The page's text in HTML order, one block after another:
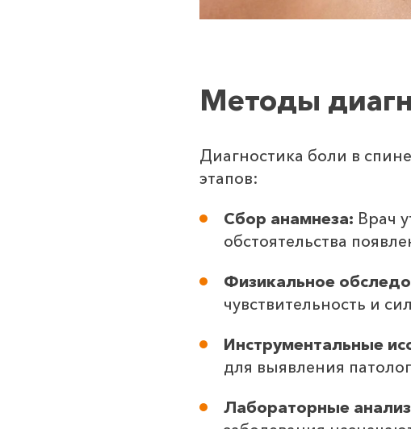
Методы
Диагностика боли в
этапов:
Сбор анамнеза: Врач
обстоятельства
Физикальное
чувствительность и
Инструментальные
для выявления
Лабораторные